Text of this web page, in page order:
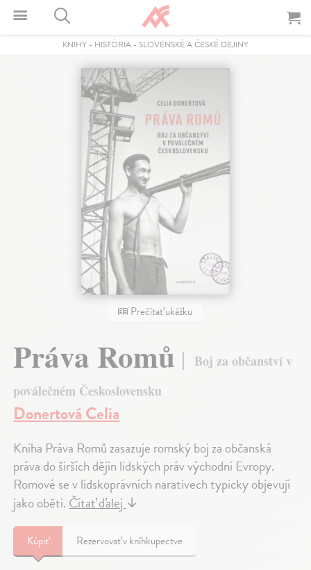
KNIHY - HISTÓRIA - SLOVENSKÉ A ČESKÉ DEJINY
Prečítať ukážku
Práva Romů
Boj za občanství v
poválečném Československu
Donertová Celia
Kniha Práva Romů zasazuje romský boj za občanská
práva do širších dějin lidských práv východní Evropy.
Romové se v lidskoprávních narativech typicky objevují
jako oběti.Čítať ďalej↓
Kúpiť Rezervovať v kníhkupectve